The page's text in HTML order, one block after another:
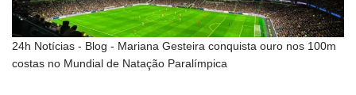
24h Notícias - Blog - Mariana Gesteira conquista ouro nos 100m
costas no Mundial de Natação Paralímpica